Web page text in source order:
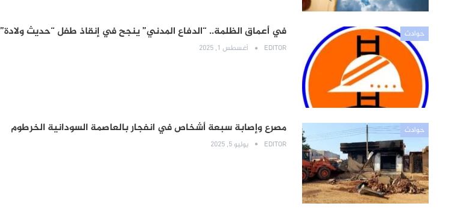
حوادث في أعماق الظلمة.. “الدفاع المدني” ينجح في إنقاذ طفل “حديث ولادة”
EDITOR أغسطس 1, 2025
حوادث مصرع وإصابة سبعة أشخاص في انفجار بالعاصمة السودانية الخرطوم
EDITOR يوليو 5, 2025